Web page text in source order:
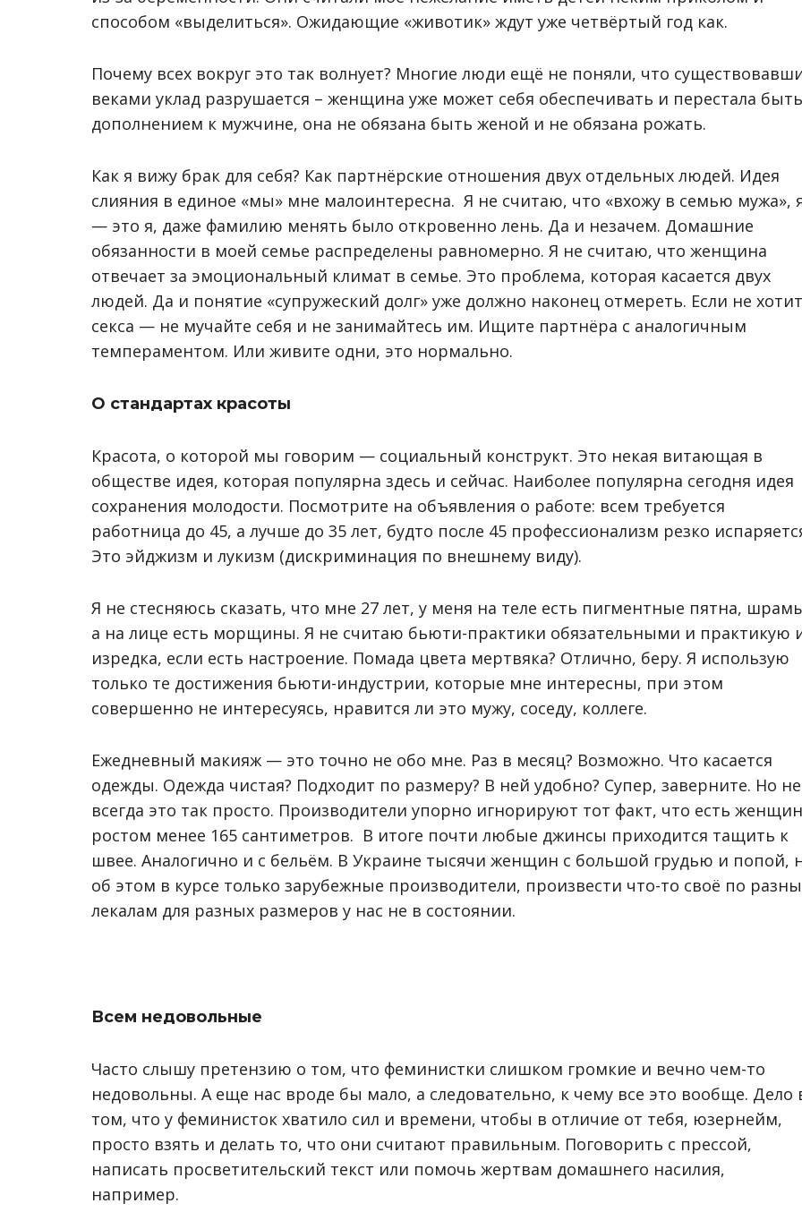
способом «выделиться». Ожидающие «животик» ждут уже четвёртый год как.
Почему всех вокруг это так волнует? Многие люди ещё не поняли, что
веками уклад разрушается – женщина уже может себя обеспечивать и перестала быть
дополнением к мужчине, она не обязана быть женой и не обязана рожать.
Как я вижу брак для себя? Как партнёрские отношения двух отдельных людей. Идея
слияния в единое «мы» мне малоинтересна. Я не считаю, что «вхожу в семью мужа»,
— это я, даже фамилию менять было откровенно лень. Да и незачем. Домашние
обязанности в моей семье распределены равномерно. Я не считаю, что женщина
отвечает за эмоциональный климат в семье. Это проблема, которая касается двух
людей. Да и понятие «супружеский долг» уже должно наконец отмереть. Если не
секса — не мучайте себя и не занимайтесь им. Ищите партнёра с аналогичным
темпераментом. Или живите одни, это нормально.
О стандартах красоты
Красота, о которой мы говорим — социальный конструкт. Это некая витающая в
обществе идея, которая популярна здесь и сейчас. Наиболее популярна сегодня идея
сохранения молодости. Посмотрите на объявления о работе: всем требуется
работница до 45, а лучше до 35 лет, будто после 45 профессионализм резко
Это эйджизм и лукизм (дискриминация по внешнему виду).
Я не стесняюсь сказать, что мне 27 лет, у меня на теле есть пигментные пятна,
а на лице есть морщины. Я не считаю бьюти-практики обязательными и практикую
изредка, если есть настроение. Помада цвета мертвяка? Отлично, беру. Я использую
только те достижения бьюти-индустрии, которые мне интересны, при этом
совершенно не интересуясь, нравится ли это мужу, соседу, коллеге.
Ежедневный макияж — это точно не обо мне. Раз в месяц? Возможно. Что касается
одежды. Одежда чистая? Подходит по размеру? В ней удобно? Супер, заверните. Но не
всегда это так просто. Производители упорно игнорируют тот факт, что есть
ростом менее 165 сантиметров. В итоге почти любые джинсы приходится тащить к
швее. Аналогично и с бельём. В Украине тысячи женщин с большой грудью и попой,
об этом в курсе только зарубежные производители, произвести что-то своё по
лекалам для разных размеров у нас не в состоянии.
Всем недовольные
Часто слышу претензию о том, что феминистки слишком громкие и вечно чем-то
недовольны. А еще нас вроде бы мало, а следовательно, к чему все это вообще. Дело
том, что у феминисток хватило сил и времени, чтобы в отличие от тебя, юзернейм,
просто взять и делать то, что они считают правильным. Поговорить с прессой,
написать просветительский текст или помочь жертвам домашнего насилия,
например.